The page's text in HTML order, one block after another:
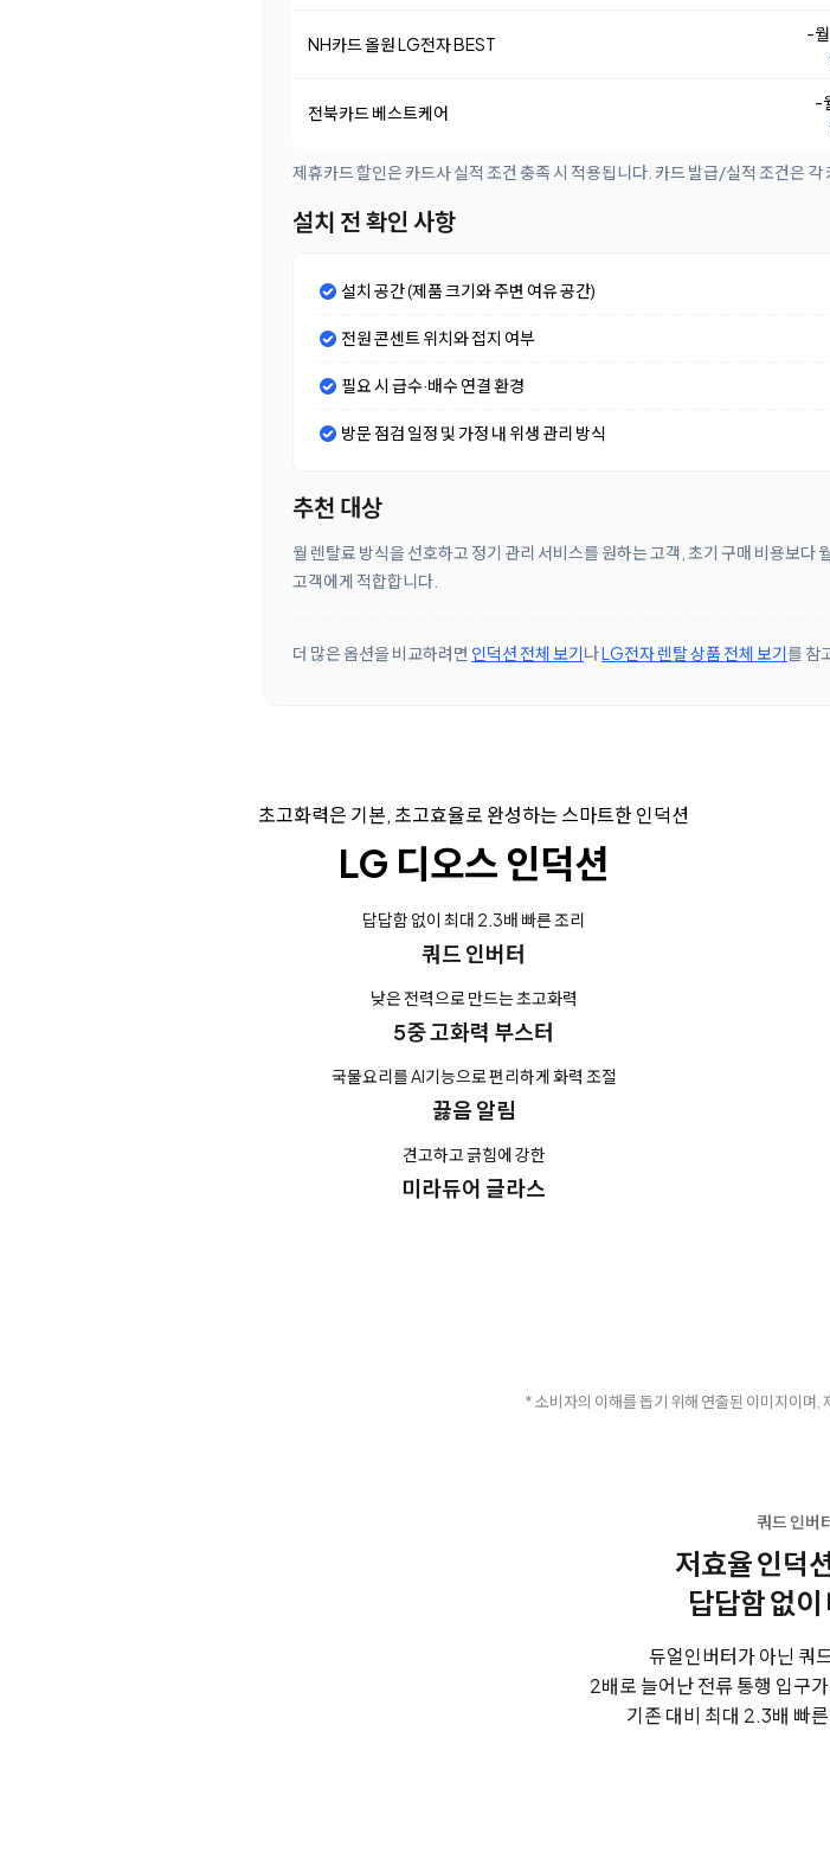
NH카드 올원 LG전자 BEST -
전북카드 베스트케어 -
제휴카드 할인은 카드사 실적 조건 충족 시 적용됩니다. 카드 발급/실적 조건은 각
설치 전 확인 사항
설치 공간 (제품 크기와 주변 여유 공간)
전원 콘센트 위치와 접지 여부
필요 시 급수·배수 연결 환경
방문 점검 일정 및 가정 내 위생 관리 방식
추천 대상
월 렌탈료 방식을 선호하고 정기 관리 서비스를 원하는 고객, 초기 구매 비용보다
고객에게 적합합니다.
더 많은 옵션을 비교하려면 인덕션 전체 보기나LG전자 렌탈 상품 전체 보기를 참
초고화력은 기본, 초고효율로 완성하는 스마트한 인덕션
LG 디오스 인덕션
답답함 없이 최대 2.3배 빠른 조리
쿼드 인버터
낮은 전력으로 만드는 초고화력
5중 고화력 부스터
국물요리를 AI기능으로 편리하게 화력 조절
끓음 알림
견고하고 긁힘에 강한
미라듀어 글라스
* 소비자의 이해를 돕기 위해 연출된 이미지이며,
쿼드 인버
저효율 인덕
답답함 없이
듀얼인버터가 아닌 쿼
2배로 늘어난 전류 통행 입구
기존 대비 최대 2.3배 빠